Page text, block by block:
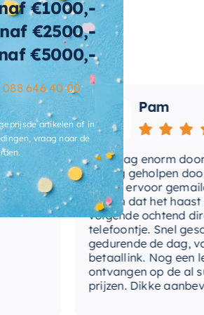
2-3 weken
Pam
Vandaag enorm
prettig geholpen door
Avond ervoor gemaild
had en dat het haast had,
volgende ochtend direct
telefoontje. Snel
gedurende de dag, van
betaallink. Nog een leuke
ontvangen op de al
prijzen. Dikke aanbeveling!
€1000,-
€2500,-
€5000,-
088 646 40 00
artikelen of in
vraag naar de